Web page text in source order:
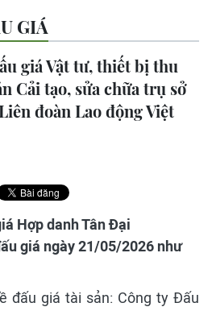
GIÁ
giá Vật tư, thiết bị thu
Cải tạo, sửa chữa trụ sở
đoàn Lao động Việt
Hợp danh Tân Đại
giá ngày 21/05/2026 như
đấu giá tài sản: Công ty Đấu